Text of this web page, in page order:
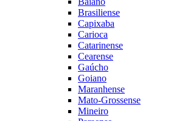
Brasiliense
Capixaba
Carioca
Catarinense
Cearense
Gaúcho
Goiano
Maranhense
Mato-Grossense
Mineiro